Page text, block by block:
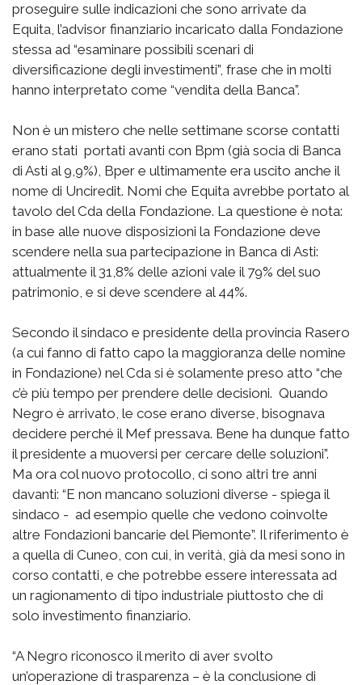
proseguire sulle indicazioni che sono arrivate da
Equita, l’advisor finanziario incaricato dalla Fondazione
stessa ad “esaminare possibili scenari di
diversificazione degli investimenti”, frase che in molti
hanno interpretato come “vendita della Banca”.
Non è un mistero che nelle settimane scorse contatti
erano stati portati avanti con Bpm (già socia di Banca
di Asti al 9,9%), Bper e ultimamente era uscito anche il
nome di Unciredit. Nomi che Equita avrebbe portato al
tavolo del Cda della Fondazione. La questione è nota:
in base alle nuove disposizioni la Fondazione deve
scendere nella sua partecipazione in Banca di Asti:
attualmente il 31,8% delle azioni vale il 79% del suo
patrimonio, e si deve scendere al 44%.
Secondo il sindaco e presidente della provincia Rasero
(a cui fanno di fatto capo la maggioranza delle nomine
in Fondazione) nel Cda si è solamente preso atto “che
c’è più tempo per prendere delle decisioni. Quando
Negro è arrivato, le cose erano diverse, bisognava
decidere perché il Mef pressava. Bene ha dunque fatto
il presidente a muoversi per cercare delle soluzioni”.
Ma ora col nuovo protocollo, ci sono altri tre anni
davanti: “E non mancano soluzioni diverse - spiega il
sindaco - ad esempio quelle che vedono coinvolte
altre Fondazioni bancarie del Piemonte”. Il riferimento è
a quella di Cuneo, con cui, in verità, già da mesi sono in
corso contatti, e che potrebbe essere interessata ad
un ragionamento di tipo industriale piuttosto che di
solo investimento finanziario.
“A Negro riconosco il merito di aver svolto
un’operazione di trasparenza – è la conclusione di